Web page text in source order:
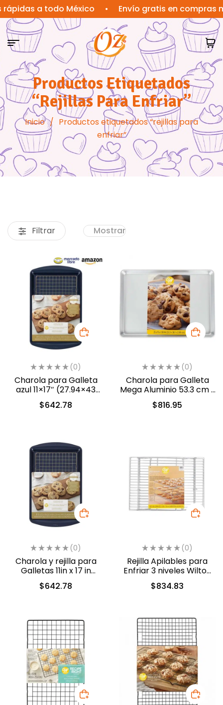
a todo México Envío gratis en compras
Productos Etiquetados
“rejillas Para Enfriar”
Inicio / Productos etiquetados “rejillas para
enfriar”
Filtrar Mostrar
(0)
Charola para Galleta
azul 11×17″ (27.94×43
cm) con Rejilla (2105-0-
0350)
$642.78
(0)
Charola para Galleta
Mega Aluminio 53.3 cm x
38.1 cm (2305-0-0020)
$816.95
(0)
Charola y rejilla para
Galletas 11in x 17 in
(2105-0-0499)
$642.78
(0)
Rejilla Apilables para
Enfriar 3 niveles Wilton
(2305-0-0020)
$834.83